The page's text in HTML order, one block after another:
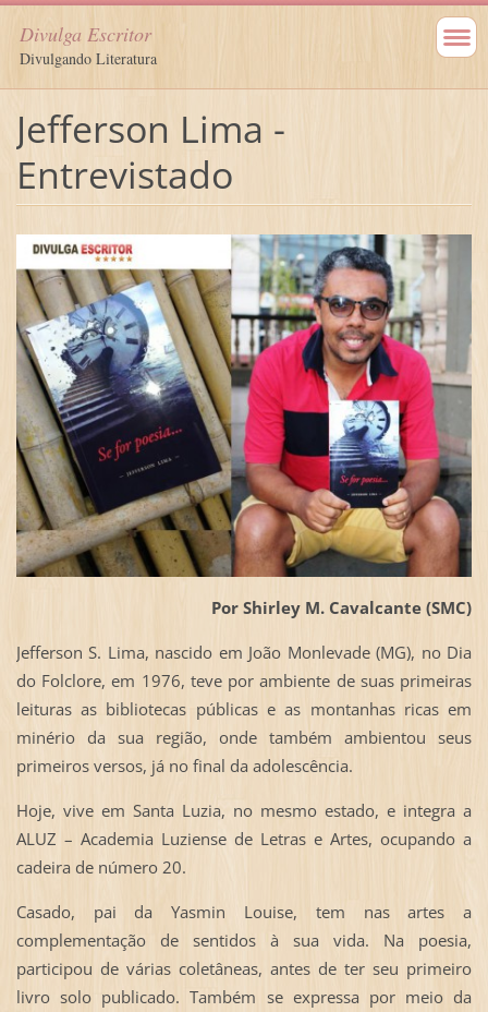
Divulga Escritor
Divulgando Literatura
Jefferson Lima -
Entrevistado
Por Shirley M. Cavalcante (SMC)
Jefferson S. Lima, nascido em João Monlevade (MG), no Dia
do Folclore, em 1976, teve por ambiente de suas primeiras
leituras as bibliotecas públicas e as montanhas ricas em
minério da sua região, onde também ambientou seus
primeiros versos, já no final da adolescência.
Hoje, vive em Santa Luzia, no mesmo estado, e integra a
ALUZ – Academia Luziense de Letras e Artes, ocupando a
cadeira de número 20.
Casado, pai da Yasmin Louise, tem nas artes a
complementação de sentidos à sua vida. Na poesia,
participou de várias coletâneas, antes de ter seu primeiro
livro solo publicado. Também se expressa por meio da